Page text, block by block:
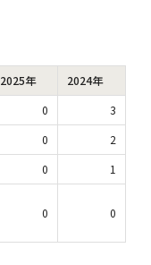
2025年
2024年
0
3
0
2
0
1
0 0